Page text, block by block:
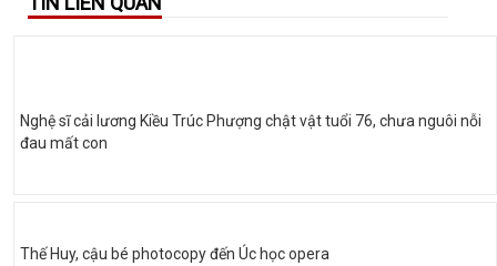
Nghệ sĩ cải lương Kiều Trúc Phượng chật vật tuổi 76, chưa nguôi nỗi
đau mất con
Thế Huy, cậu bé photocopy đến Úc học opera